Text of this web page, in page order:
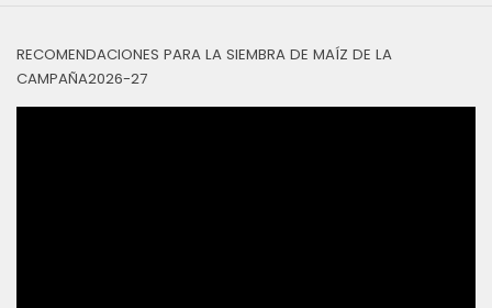
RECOMENDACIONES PARA LA SIEMBRA DE MAÍZ DE LA
CAMPAÑA2026-27